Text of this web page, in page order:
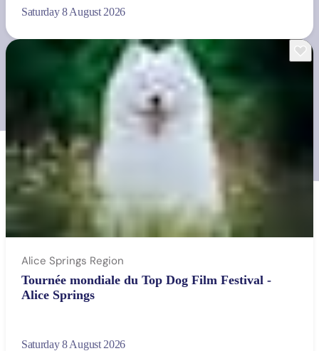
Saturday 8 August 2026
Alice Springs Region
Tournée mondiale du Top Dog Film Festival -
Alice Springs
Saturday 8 August 2026